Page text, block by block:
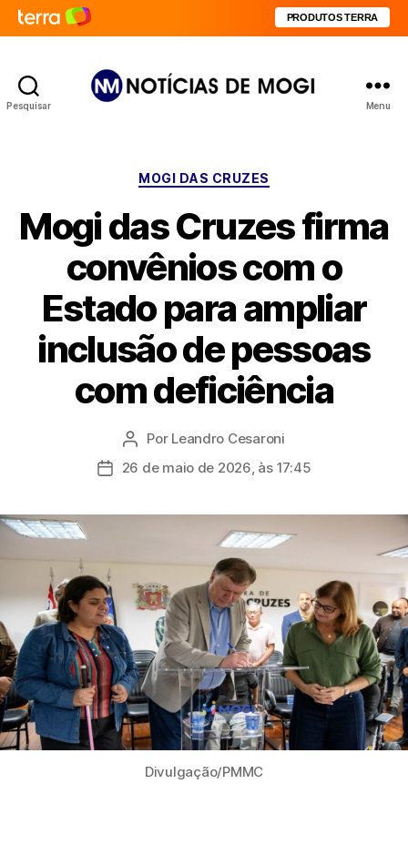
PRODUTOS TERRA
Pesquisar Menu
Categorias
MOGI DAS CRUZES
Mogi das Cruzes firma
convênios com o
Estado para ampliar
inclusão de pessoas
com deficiência
Autor
do
Por Leandro Cesaroni
Data26 de maio de 2026, às 17:45
Divulgação/PMMC